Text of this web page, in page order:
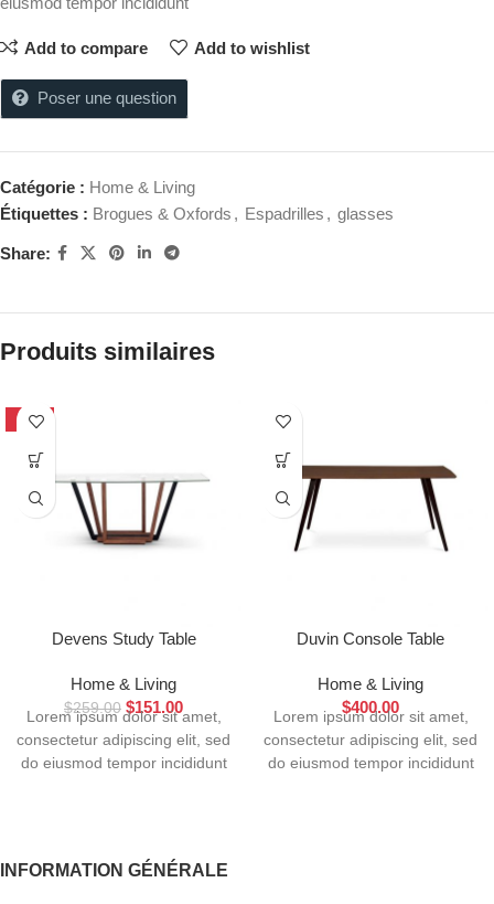
Add to compare Add to wishlist
Poser une question
Catégorie : Home & Living
Étiquettes : Brogues & Oxfords , Espadrilles , glasses
Share:
Produits similaires
-42%
Devens Study Table
Home & Living
$259.00 $151.00
Lorem ipsum dolor sit amet,
consectetur adipiscing elit, sed
do eiusmod tempor incididunt
Duvin Console Table
Home & Living
$400.00
Lorem ipsum dolor sit amet,
consectetur adipiscing elit, sed
do eiusmod tempor incididunt
INFORMATION GÉNÉRALE